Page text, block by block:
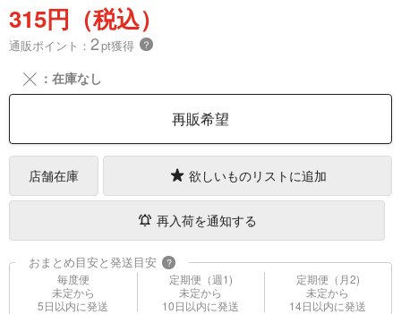
315円（税込）
通販ポイント： 2pt獲得 ？
╳ ：在庫なし
再販希望
店舗在庫 欲しいものリストに追加
再入荷を通知する
おまとめ目安と発送目安 ?
毎度便
未定から
5日以内に発送
定期便（週1)
未定から
10日以内に発送
定期便（月2)
未定から
14日以内に発送